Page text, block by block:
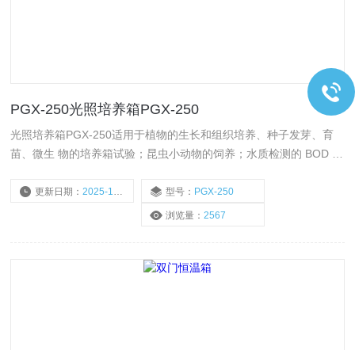
PGX-250光照培养箱PGX-250
光照培养箱PGX-250适用于植物的生长和组织培养、种子发芽、育
苗、微生 物的培养箱试验；昆虫小动物的饲养；水质检测的 BOD 测
照、恒温、恒湿的试验设备。 该产品是是生物遗传工程、医药、
农、林、环境科学、畜牧、水产等生产、科研、教学部门 的理想实
更新日期：2025-10-20 型号： PGX-250
浏览量： 2567